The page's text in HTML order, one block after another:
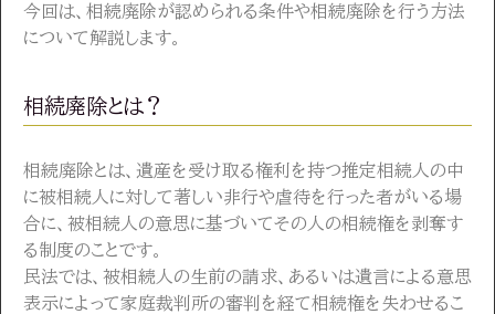
今回は、相続廃除が認められる条件や相続廃除を行う方法
について解説します。
相続廃除とは？
相続廃除とは、遺産を受け取る権利を持つ推定相続人の中
に被相続人に対して著しい非行や虐待を行った者がいる場
合に、被相続人の意思に基づいてその人の相続権を剥奪す
る制度のことです。
民法では、被相続人の生前の請求、あるいは遺言による意思
表示によって家庭裁判所の審判を経て相続権を失わせるこ